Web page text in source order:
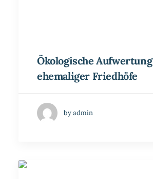
Ökologische Aufwertung
ehemaliger Friedhöfe
by admin